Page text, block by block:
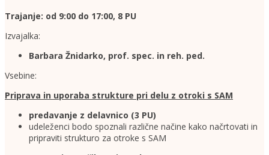
Trajanje: od 9:00 do 17:00, 8 PU
Izvajalka:
Barbara Žnidarko, prof. spec. in reh. ped.
Vsebine:
Priprava in uporaba strukture pri delu z otroki s SAM
predavanje z delavnico (3 PU)
udeleženci bodo spoznali različne načine kako načrtovati in
pripraviti strukturo za otroke s SAM